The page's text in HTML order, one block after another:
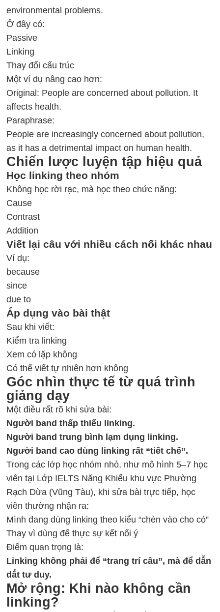
environmental problems.
Ở đây có:
Passive
Linking
Thay đổi cấu trúc
Một ví dụ nâng cao hơn:
Original: People are concerned about pollution. It
affects health.
Paraphrase:
People are increasingly concerned about pollution,
as it has a detrimental impact on human health.
Chiến lược luyện tập hiệu quả
Học linking theo nhóm
Không học rời rạc, mà học theo chức năng:
Cause
Contrast
Addition
Viết lại câu với nhiều cách nối khác nhau
Ví dụ:
because
since
due to
Áp dụng vào bài thật
Sau khi viết:
Kiểm tra linking
Xem có lặp không
Có thể viết tự nhiên hơn không
Góc nhìn thực tế từ quá trình
giảng dạy
Một điều rất rõ khi sửa bài:
Người band thấp thiếu linking.
Người band trung bình lạm dụng linking.
Người band cao dùng linking rất “tiết chế”.
Trong các lớp học nhóm nhỏ, như mô hình 5–7 học
viên tại Lớp IELTS Năng Khiếu khu vực Phường
Rạch Dừa (Vũng Tàu), khi sửa bài trực tiếp, học
viên thường nhận ra:
Mình đang dùng linking theo kiểu “chèn vào cho có”
Thay vì dùng để thực sự kết nối ý
Điểm quan trọng là:
Linking không phải để “trang trí câu”, mà để dẫn
dắt tư duy.
Mở rộng: Khi nào không cần
linking?